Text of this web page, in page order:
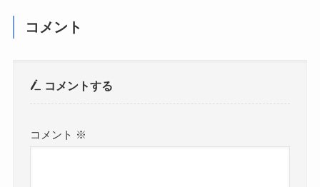
コメント
コメントする
コメント ※